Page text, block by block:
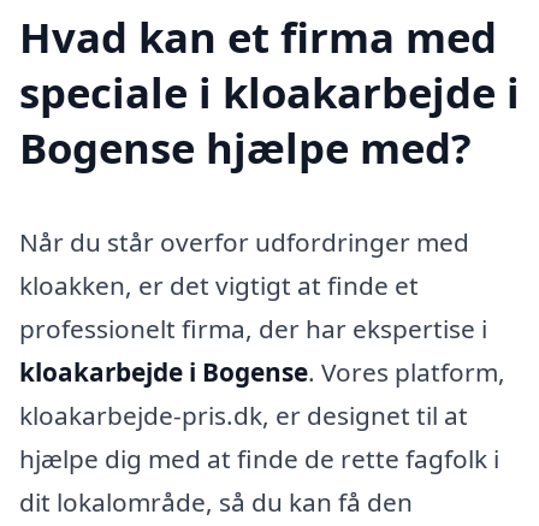
Hvad kan et firma med
speciale i kloakarbejde i
Bogense hjælpe med?
Når du står overfor udfordringer med
kloakken, er det vigtigt at finde et
professionelt firma, der har ekspertise i
kloakarbejde i Bogense. Vores platform,
kloakarbejde-pris.dk, er designet til at
hjælpe dig med at finde de rette fagfolk i
dit lokalområde, så du kan få den